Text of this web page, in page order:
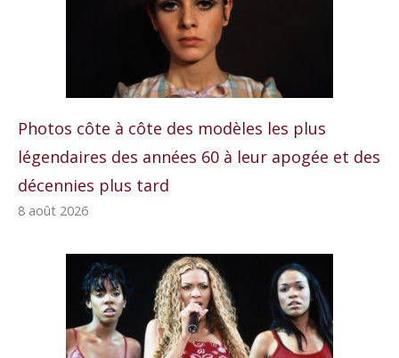
Photos côte à côte des modèles les plus
légendaires des années 60 à leur apogée et des
décennies plus tard
8 août 2026